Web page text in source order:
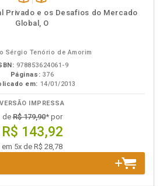
Disponível
na
páginas
Privado e os Desafios do Mercado
Global, O
Sérgio Tenório de Amorim
978853624061-9
Páginas: 376
em: 14/01/2013
VERSÃO IMPRESSA
deR$ 179,90* por
R$ 143,92
em 5x de R$ 28,78